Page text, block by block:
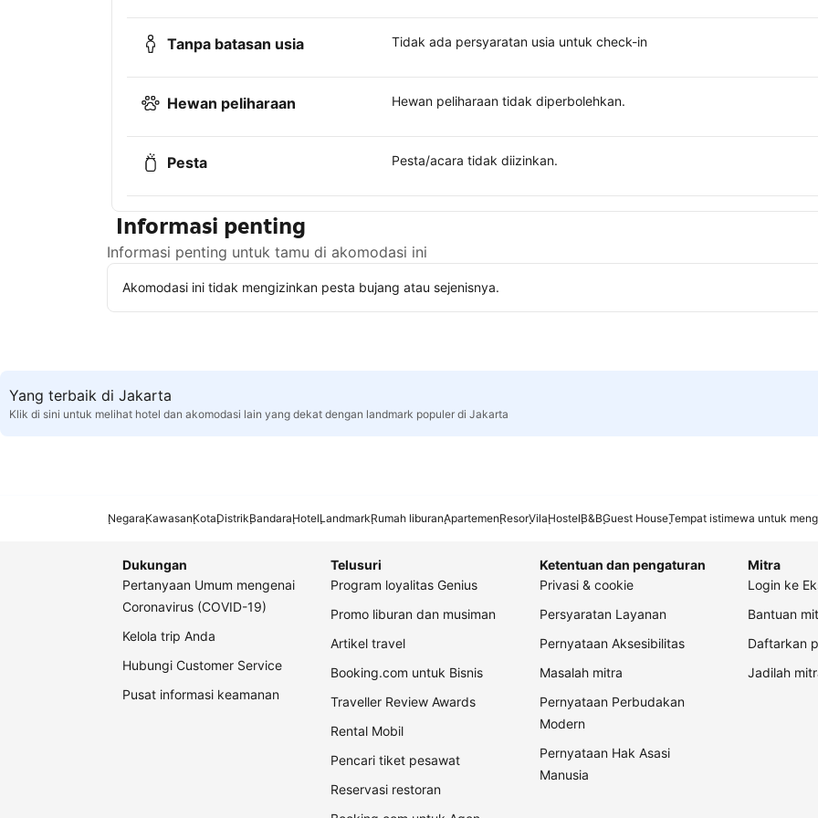
Tanpa batasan usia Tidak ada persyaratan usia untuk check-in
Hewan peliharaan Hewan peliharaan tidak diperbolehkan.
Pesta Pesta/acara tidak diizinkan.
Informasi penting
Informasi penting untuk tamu di akomodasi ini
Akomodasi ini tidak mengizinkan pesta bujang atau sejenisnya.
Yang terbaik di Jakarta
Klik di sini untuk melihat hotel dan akomodasi lain yang dekat dengan landmark populer di Jakarta
NegaraKawasanKotaDistrikBandaraHotelLandmarkRumah liburanApartemenResorVilaHostelB&BGuest HouseTempat istimewa untuk
Dukungan
Pertanyaan Umum mengenai
Coronavirus (COVID-19)
Kelola trip Anda
Hubungi Customer Service
Pusat informasi keamanan
Telusuri
Program loyalitas Genius
Promo liburan dan musiman
Artikel travel
Booking.com untuk Bisnis
Traveller Review Awards
Rental Mobil
Pencari tiket pesawat
Reservasi restoran
Ketentuan dan pengaturan
Privasi & cookie
Persyaratan Layanan
Pernyataan Aksesibilitas
Masalah mitra
Pernyataan Perbudakan
Modern
Pernyataan Hak Asasi
Manusia
Mitra
Login ke
Bantuan
Daftarkan
Jadilah